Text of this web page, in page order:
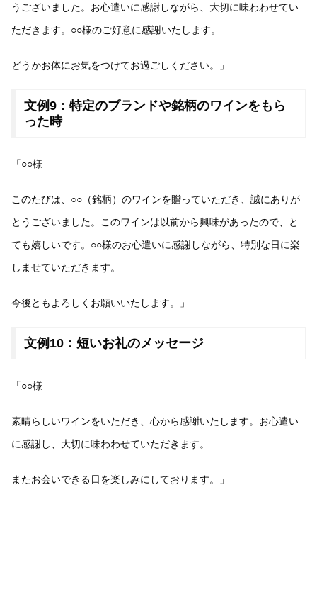
うございました。お心遣いに感謝しながら、大切に味わわせてい
ただきます。○○様のご好意に感謝いたします。
どうかお体にお気をつけてお過ごしください。」
文例9：特定のブランドや銘柄のワインをもら
った時
「○○様
このたびは、○○（銘柄）のワインを贈っていただき、誠にありが
とうございました。このワインは以前から興味があったので、と
ても嬉しいです。○○様のお心遣いに感謝しながら、特別な日に楽
しませていただきます。
今後ともよろしくお願いいたします。」
文例10：短いお礼のメッセージ
「○○様
素晴らしいワインをいただき、心から感謝いたします。お心遣い
に感謝し、大切に味わわせていただきます。
またお会いできる日を楽しみにしております。」